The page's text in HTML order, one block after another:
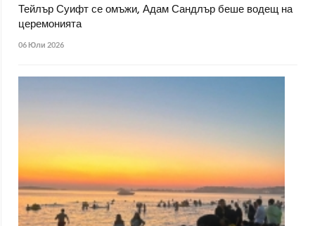
Тейлър Суифт се омъжи, Адам Сандлър беше водещ на
церемонията
06 Юли 2026